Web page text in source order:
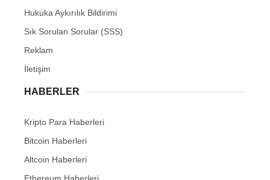
Hukuka Aykırılık Bildirimi
Sık Sorulan Sorular (SSS)
Reklam
İletişim
HABERLER
Kripto Para Haberleri
Bitcoin Haberleri
Altcoin Haberleri